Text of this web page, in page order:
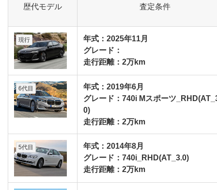
歴代モデル 査定条件
現行
年式：2025年11月
グレード：
走行距離：2万km
6代目
年式：2019年6月
グレード：740i Mスポーツ
0)
走行距離：2万km
5代目
年式：2014年8月
グレード：740i_RHD(AT_3.0)
走行距離：2万km